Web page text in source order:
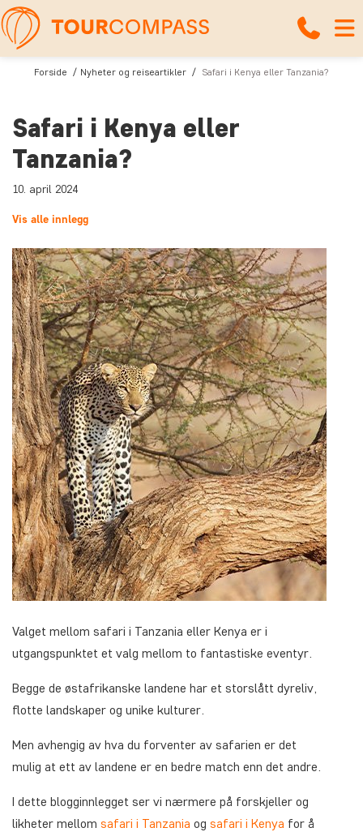
Forside Nyheter og reiseartikler Safari i Kenya eller Tanzania?
Safari i Kenya eller
Tanzania?
10. april 2024
Vis alle innlegg
Valget mellom safari i Tanzania eller Kenya er i
utgangspunktet et valg mellom to fantastiske eventyr.
Begge de østafrikanske landene har et storslått dyreliv,
flotte landskaper og unike kulturer.
Men avhengig av hva du forventer av safarien er det
mulig at ett av landene er en bedre match enn det andre.
I dette blogginnlegget ser vi nærmere på forskjeller og
likheter mellom safari i Tanzania og safari i Kenya for å